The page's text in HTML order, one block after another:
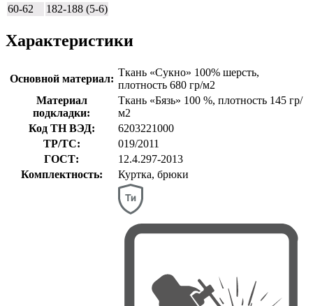
60-62
182-188 (5-6)
Характеристики
Основной материал:
Ткань «Сукно» 100% шерсть,
плотность 680 гр/м2
Материал
подкладки:
Ткань «Бязь» 100 %, плотность 145 гр/
м2
Код ТН ВЭД:
6203221000
ТР/ТС:
019/2011
ГОСТ:
12.4.297-2013
Комплектность:
Куртка, брюки